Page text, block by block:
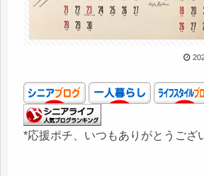
*応援ポチ、いつもありがとうござ